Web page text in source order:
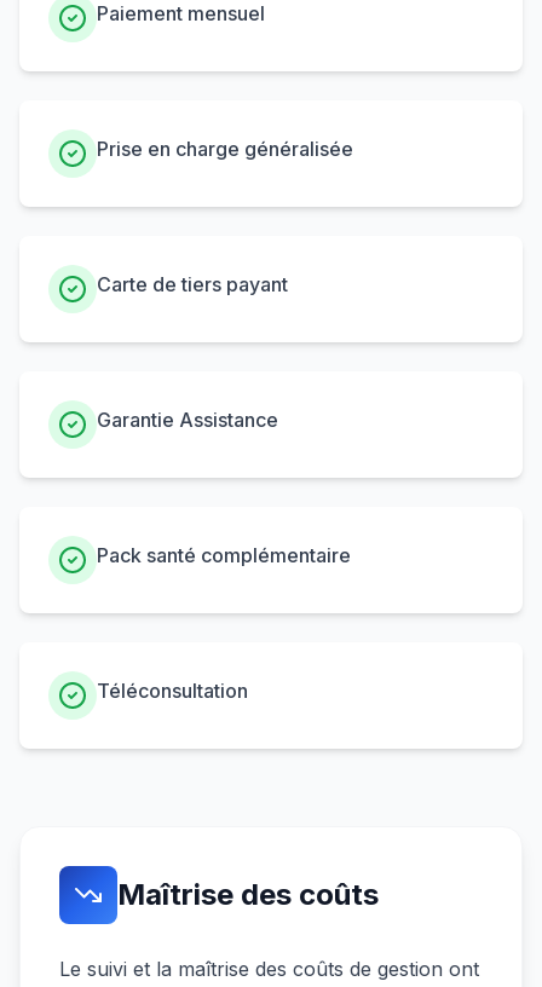
Paiement mensuel
Prise en charge généralisée
Carte de tiers payant
Garantie Assistance
Pack santé complémentaire
Téléconsultation
Maîtrise des coûts
Le suivi et la maîtrise des coûts de gestion ont